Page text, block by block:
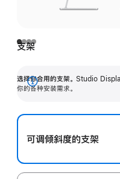
支架
选择你合用的支架。 Studio
你的各种安装需求。
展
可调倾斜度的支架